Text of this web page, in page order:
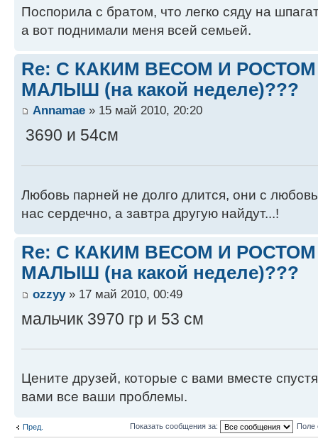
Поспорила с братом, что легко сяду на
а вот поднимали меня всей семьей.
Re: С КАКИМ ВЕСОМ И
МАЛЫШ (на какой неделе)???
Annamae » 15 май 2010, 20:20
3690 и 54см
Любовь парней не долго длится, они с
нас сердечно, а завтра другую найдут...!
Re: С КАКИМ ВЕСОМ И
МАЛЫШ (на какой неделе)???
ozzyy» 17 май 2010, 00:49
мальчик 3970 гр и 53 см
Цените друзей, которые с вами вместе
вами все ваши проблемы.
Пред. Показать сообщения за: Поле